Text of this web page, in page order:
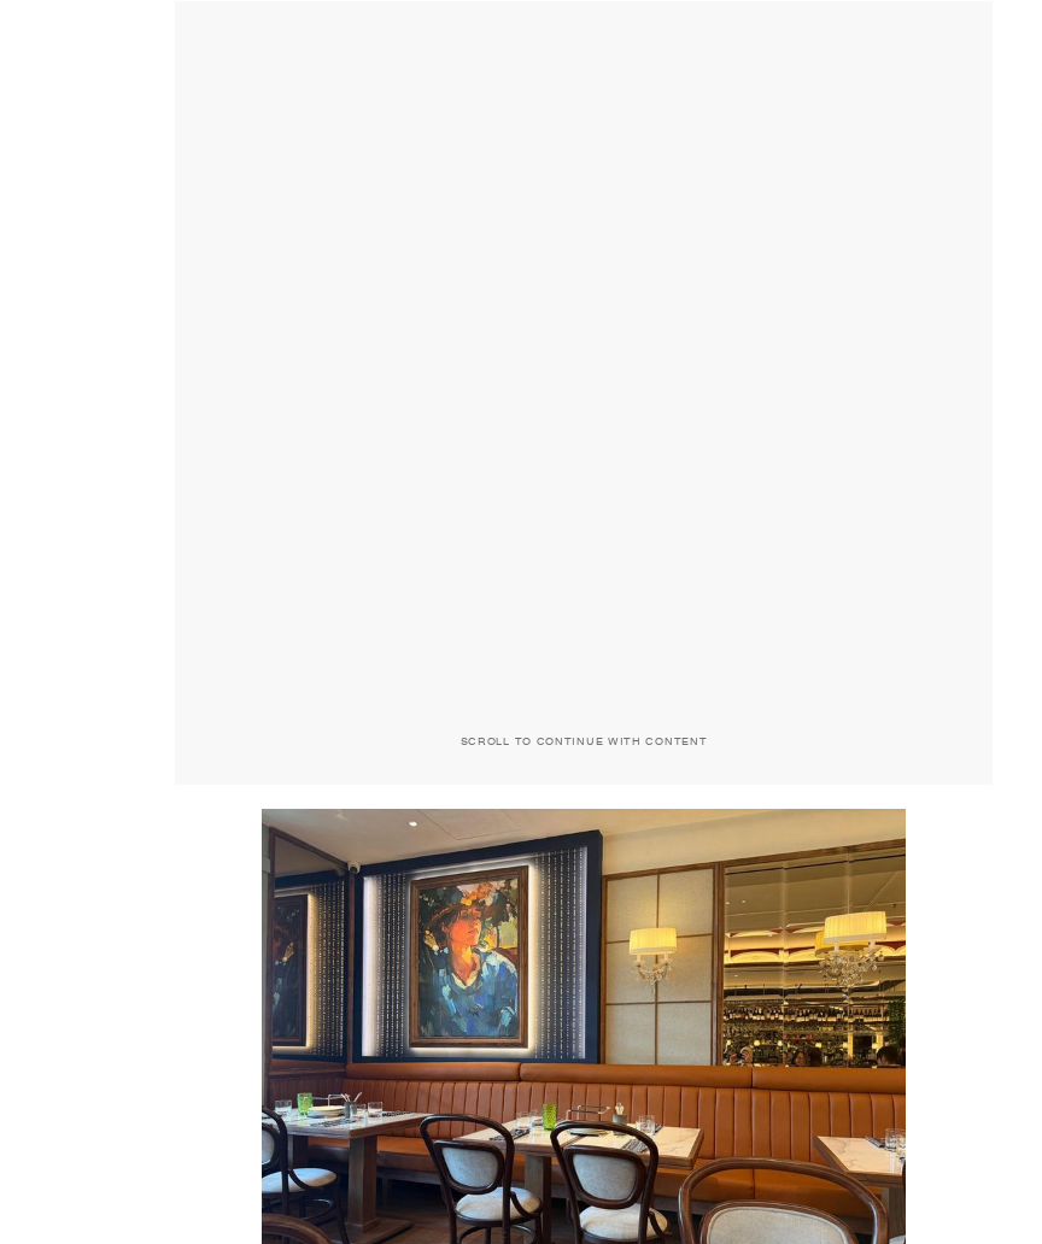
SCROLL TO CONTINUE WITH CONTENT